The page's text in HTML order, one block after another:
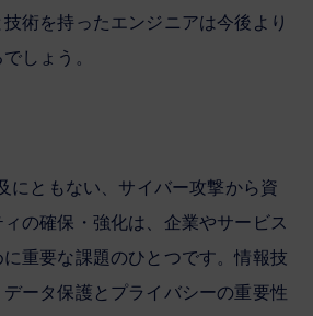
術を持ったエンジニアは今後より
しょう。
にともない、サイバー攻撃から資
の確保・強化は、企業やサービス
重要な課題のひとつです。情報技
ータ保護とプライバシーの重要性